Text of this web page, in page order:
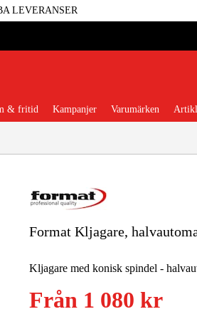
LEVERANSER
& Verktyg
&
& fritid Kampanjer Varumärken
Format Kljagare,
Kljagare med konisk spindel -
Från 1 080 kr